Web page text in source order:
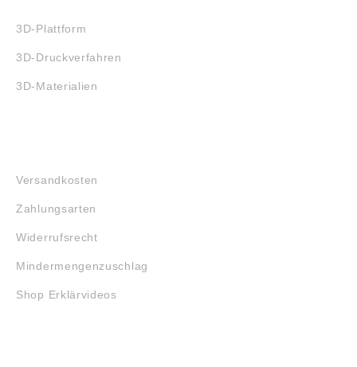
3D-Plattform
3D-Druckverfahren
3D-Materialien
Versandkosten
Zahlungsarten
Widerrufsrecht
Mindermengenzuschlag
Shop Erklärvideos